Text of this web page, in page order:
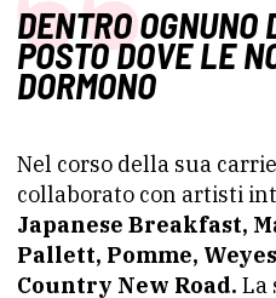
DENTRO OGNUNO
POSTO DOVE LE
DORMONO
Nel corso della sua
collaborato con artisti
Japanese Breakfast,
Pallett, Pomme,
Country New Road. La